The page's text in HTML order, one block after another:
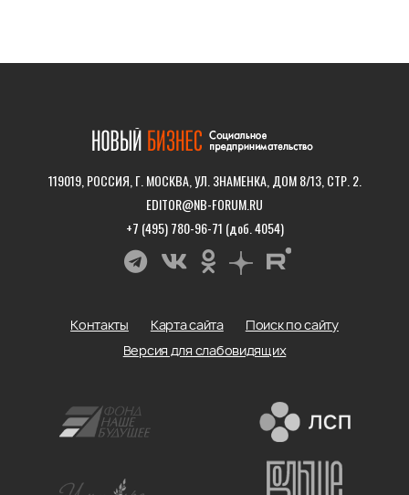
119019, РОССИЯ, Г. МОСКВА, УЛ. ЗНАМЕНКА, ДОМ 8/13, СТР. 2.
EDITOR@NB-FORUM.RU
+7 (495) 780-96-71 (доб. 4054)
Контакты Карта сайта
Поиск по сайту
Версия для слабовидящих